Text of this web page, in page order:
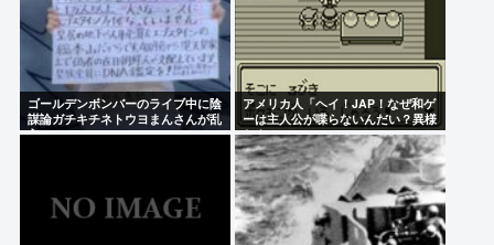
ゴールデンボンバーのライブ中に陰
謀論ガチキチネトウヨまんさんが乱
入www
アメリカ人「ヘイ！JAP！なぜ和ゲ
ーは主人公が喋らないんだい？異様
だよ？」